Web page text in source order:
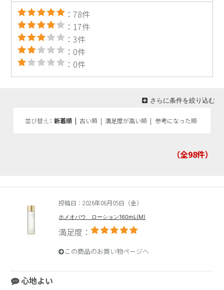
：78件
：17件
：3件
：0件
：0件
さらに条件を絞り込む
並び替え 新着順 | 古い順 | 満足度が高い順 | 参考になった順
（全98件）
投稿日：2026年06月05日（金）
ホメオバウ ローション160mL(M)
満足度：
この商品のお買い物ページへ
心地よい